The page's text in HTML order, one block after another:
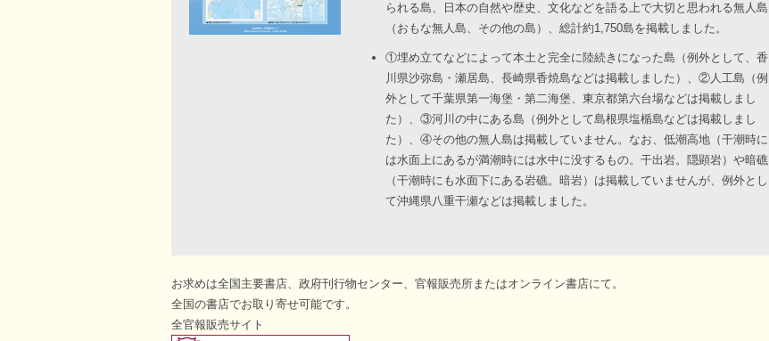
られる島、日本の自然や歴史、文化などを語る上で大切と思われる無人島
（おもな無人島、その他の島）、総計約1,750島を掲載しました。
①埋め立てなどによって本土と完全に陸続きになった島（例外として、香
川県沙弥島・瀬居島、長崎県香焼島などは掲載しました）、②人工島（例
外として千葉県第一海堡・第二海堡、東京都第六台場などは掲載しまし
た）、③河川の中にある島（例外として島根県塩楯島などは掲載しまし
た）、④その他の無人島は掲載していません。なお、低潮高地（干潮時に
は水面上にあるが満潮時には水中に没するもの。干出岩。隠顕岩）や暗礁
（干潮時にも水面下にある岩礁。暗岩）は掲載していませんが、例外とし
て沖縄県八重干瀬などは掲載しました。
お求めは全国主要書店、政府刊行物センター、官報販売所またはオンライン書店にて。
全国の書店でお取り寄せ可能です。
全官報販売サイト